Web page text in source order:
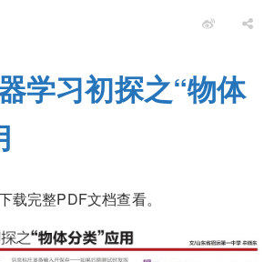
学习初探之“物体
载完整PDF文档查看。